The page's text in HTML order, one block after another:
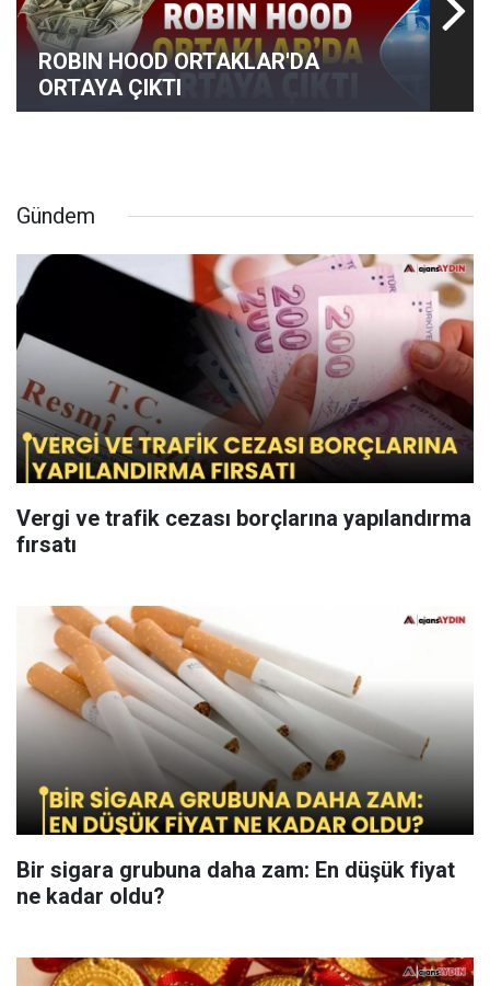
ROBIN HOOD ORTAKLAR'DA
ORTAYA ÇIKTI
Gündem
Vergi ve trafik cezası borçlarına yapılandırma
fırsatı
Bir sigara grubuna daha zam: En düşük fiyat
ne kadar oldu?